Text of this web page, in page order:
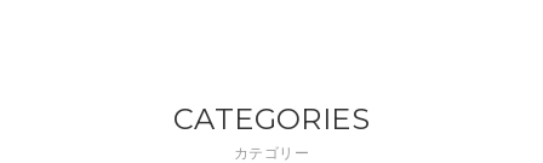
CATEGORIES
カテゴリー